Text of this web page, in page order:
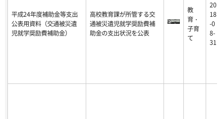
平成24年度補助金等支出
公表用資料（交通被災遺
児就学奨励費補助金）
高校教育課が所管する交
通被災遺児就学奨励費補
助金の支出状況を公表
教
育・
子育
て
20
18
-0
8-
31